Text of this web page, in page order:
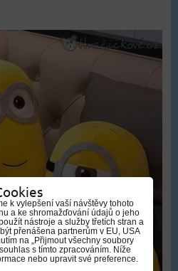
k vylepšení vaší návštěvy tohoto
a ke shromažďování údajů o jeho
nástroje a služby třetích stran a
přenášena partnerům v EU, USA
na „Přijmout všechny soubory
s tímto zpracováním. Níže
nebo upravit své preference.